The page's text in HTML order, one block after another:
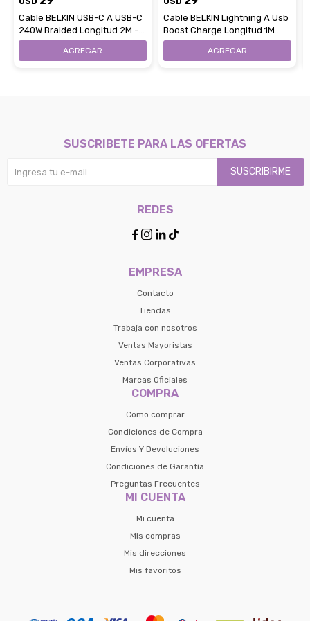
Cable BELKIN USB-C A USB-C
240W Braided Longitud 2M -
Negro
Cable BELKIN Lightning A Usb
Boost Charge Longitud 1M
Apple - Negro
EMPRESA
Contacto
Tiendas
Trabaja con nosotros
Ventas Mayoristas
Ventas Corporativas
Marcas Oficiales
COMPRA
Cómo comprar
Condiciones de Compra
Envíos Y Devoluciones
Condiciones de Garantía
Preguntas Frecuentes
MI CUENTA
Mi cuenta
Mis compras
Mis direcciones
Mis favoritos
SUSCRIBETE PARA LAS OFERTAS
SUSCRIBIRME
REDES
   